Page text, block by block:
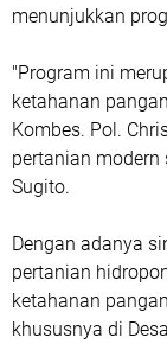
menunjukkan
"Program ini
ketahanan
Kombes. Pol.
pertanian modern
Sugito.
Dengan adanya
pertanian
ketahanan
khususnya di